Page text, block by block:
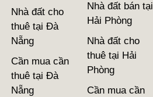
Nhà đất cho
thuê tại Đà
Nẵng
Cần mua cần
thuê tại Đà
Nẵng
Nhà đất bán tại
Hải Phòng
Nhà đất cho
thuê tại Hải
Phòng
Cần mua cần